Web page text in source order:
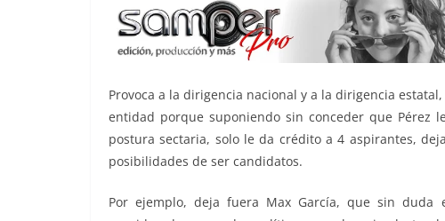
Provoca a la dirigencia nacional y a la dirigencia
entidad porque suponiendo sin conceder que Pérez
postura sectaria, solo le da crédito a 4 aspirantes,
posibilidades de ser candidatos.
Por ejemplo, deja fuera Max García, que sin